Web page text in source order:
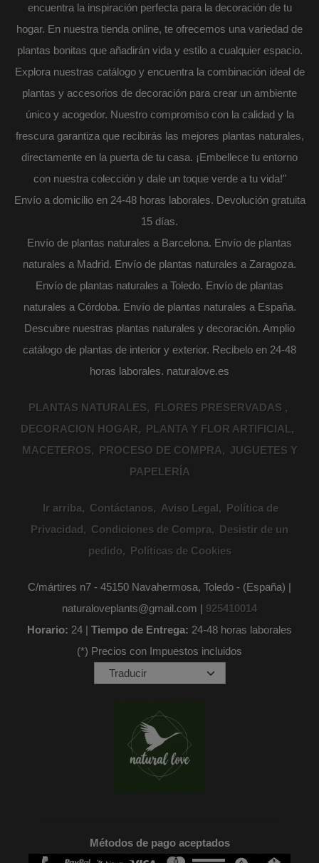
encuentra la inspiración perfecta para la decoración de tu
hogar. En nuestra tienda online, te ofrecemos una variedad de
plantas bonitas que añadirán vida y estilo a cualquier espacio.
Explora nuestras catálogo y encuentra la combinación ideal de
plantas y accesorios de decoración para crear un ambiente
único y acogedor. Nuestro compromiso con la calidad y la
frescura garantiza que recibirás las mejores plantas naturales,
directamente en la puerta de tu casa. ¡Embellece tu entorno
con nuestra colección y dale un toque verde a tu vida!"
Envío a domicilio en 24-48 horas laborales. Devolución gratuita
15 días.
Envío de plantas naturales a Barcelona. Envío de plantas
naturales a Madrid. Envío de plantas naturales a Zaragoza.
Envío de plantas naturales a Toledo. Envío de plantas
naturales a Córdoba. Envío de plantas naturales a España.
Descubre nuestras plantas naturales y decoración. Amplio
catálogo de plantas de interior y exterior. Recibelo en 24-48
horas laborales. naturalove.es
PLANTAS NATURALES
FLORES PRESERVADAS
DECORACION HOGAR
PLANTA Y FLOR ARTIFICIAL
MACETEROS
PROCESO DE COMPRA
JUGUETES Y
PAPELERÍA
Ir arriba Contáctanos Aviso Legal
Política de
Privacidad
Condiciones de Compra
Desistir de un
pedido
Políticas de Cookies
C/mártires n7 - 45150 Navahermosa, Toledo - (España) |
naturaloveplants@gmail.com | 925410014
Horario: 24 | Tiempo de Entrega: 24-48 horas laborales
(*) Precios con Impuestos incluidos
Métodos de pago aceptados